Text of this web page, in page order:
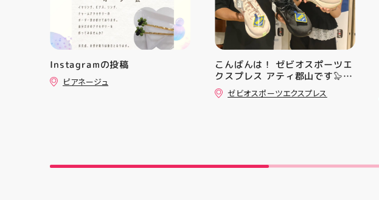
Instagramの投稿
ピアネージュ
こんばんは！ ゼビオスポーツエ
クスプレス アティ郡山です🦭
・ ★本日のラジオ★は アシッ
クスからランニングシューズ
☆ASICSGRIPを前足部に追加
ゼビオスポーツエクスプレス